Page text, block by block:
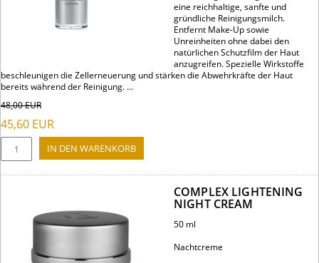
eine reichhaltige, sanfte und
gründliche Reinigungsmilch.
Entfernt Make-Up sowie
Unreinheiten ohne dabei den
natürlichen Schutzfilm der Haut
anzugreifen. Spezielle Wirkstoffe
beschleunigen die Zellerneuerung und stärken die Abwehrkräfte der Haut
bereits während der Reinigung. ...
48,00EUR
45,60 EUR
COMPLEX LIGHTENING
NIGHT CREAM
50 ml
Nachtcreme